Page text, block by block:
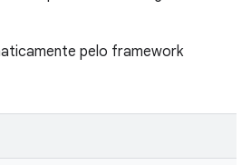
pelo framework